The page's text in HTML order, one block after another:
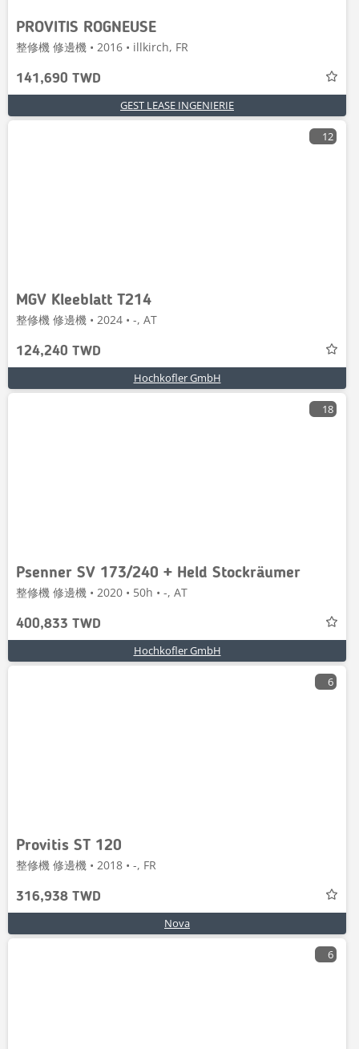
PROVITIS ROGNEUSE
整修機 修邊機 • 2016 • illkirch, FR
141,690 TWD
GEST LEASE INGENIERIE
12
MGV Kleeblatt T214
整修機 修邊機 • 2024 • -, AT
124,240 TWD
Hochkofler GmbH
18
Psenner SV 173/240 + Held Stockräumer
整修機 修邊機 • 2020 • 50h • -, AT
400,833 TWD
Hochkofler GmbH
6
Provitis ST 120
整修機 修邊機 • 2018 • -, FR
316,938 TWD
Nova
6